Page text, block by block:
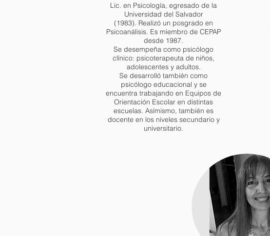
Lic. en Psicología, egresado de la
Universidad del Salvador
(1983). Realizó un posgrado en
Psicoanálisis. Es miembro de CEPAP
desde 1987.
Se desempeña como psicólogo
clínico: psicoterapeuta de niños,
adolescentes y adultos.
Se desarrolló también como
psicólogo educacional y se
encuentra trabajando en Equipos de
Orientación Escolar en distintas
escuelas. Asímismo, también es
docente en los niveles secundario y
universitario.